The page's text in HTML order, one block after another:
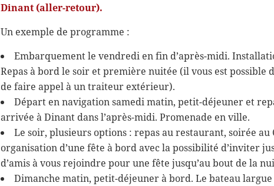
Dinant (aller-retour).
Un exemple de programme :
Embarquement le vendredi en fin d’après-midi.
Repas à bord le soir et première nuitée (il vous est possible
de faire appel à un traiteur extérieur).
Départ en navigation samedi matin, petit-déjeuner et
arrivée à Dinant dans l’après-midi. Promenade en ville.
Le soir, plusieurs options : repas au restaurant, soirée au
organisation d’une fête à bord avec la possibilité d’inviter
d’amis à vous rejoindre pour une fête jusqu’au bout de la
Dimanche matin, petit-déjeuner à bord. Le bateau